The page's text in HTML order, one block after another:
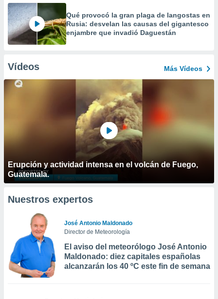
Qué provocó la gran plaga de langostas en
Rusia: desvelan las causas del gigantesco
enjambre que invadió Daguestán
Vídeos Más Vídeos
Erupción y actividad intensa en el volcán de Fuego,
Guatemala.
Nuestros expertos
José Antonio Maldonado
Director de Meteorología
El aviso del meteorólogo José Antonio
Maldonado: diez capitales españolas
alcanzarán los 40 ºC este fin de semana